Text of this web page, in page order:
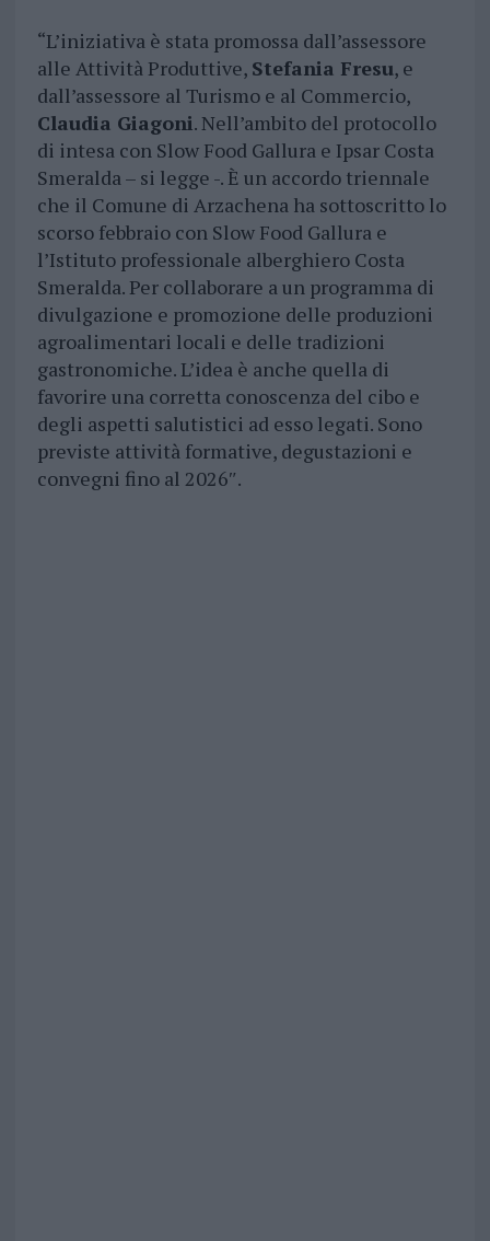
“L’iniziativa è stata promossa dall’assessore
alle Attività Produttive, Stefania Fresu, e
dall’assessore al Turismo e al Commercio,
Claudia Giagoni. Nell’ambito del protocollo
di intesa con Slow Food Gallura e Ipsar Costa
Smeralda – si legge -. È un accordo triennale
che il Comune di Arzachena ha sottoscritto lo
scorso febbraio con Slow Food Gallura e
l’Istituto professionale alberghiero Costa
Smeralda. Per collaborare a un programma di
divulgazione e promozione delle produzioni
agroalimentari locali e delle tradizioni
gastronomiche. L’idea è anche quella di
favorire una corretta conoscenza del cibo e
degli aspetti salutistici ad esso legati. Sono
previste attività formative, degustazioni e
convegni fino al 2026″.